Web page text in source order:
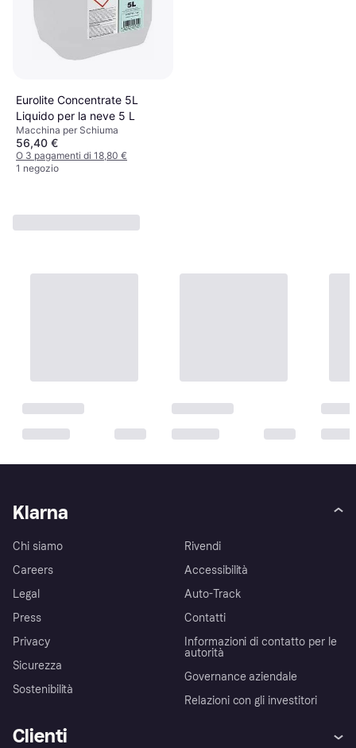
Eurolite Concentrate 5L
Liquido per la neve 5 L
Macchina per Schiuma
56,40 €
O 3 pagamenti di 18,80 €
1 negozio
Klarna
Chi siamo
Careers
Legal
Press
Privacy
Sicurezza
Sostenibilità
Rivendi
Accessibilità
Auto-Track
Contatti
Informazioni di contatto per le
autorità
Governance aziendale
Relazioni con gli investitori
Clienti